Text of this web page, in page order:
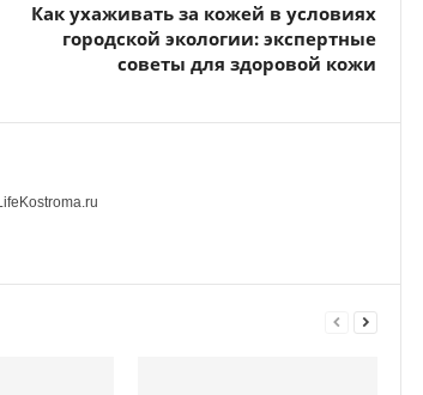
Как ухаживать за кожей в условиях
городской экологии: экспертные
советы для здоровой кожи